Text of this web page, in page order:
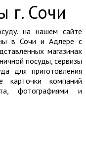
г. Сочи
на нашем сайте
в Сочи и Адлере с
магазинах
посуды, сервизы
для приготовления
компаний
фотографиями и